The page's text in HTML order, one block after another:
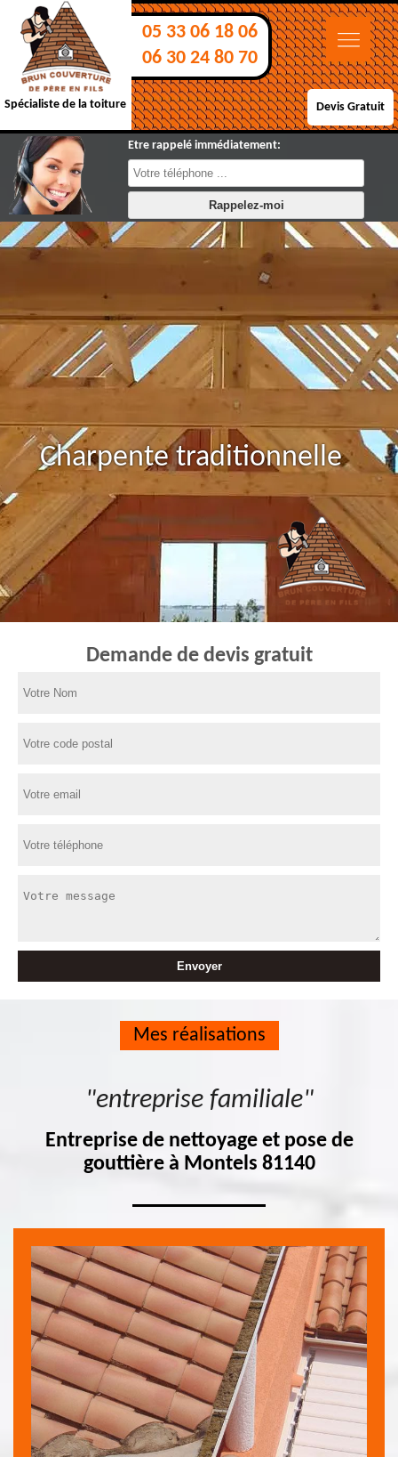
Spécialiste de la toiture
05 33 06 18 06
06 30 24 80 70
Devis Gratuit
Etre rappelé immédiatement:
Charpente traditionnelle
Demande de devis gratuit
Mes réalisations
"entreprise familiale"
Entreprise de nettoyage et pose de
gouttière à Montels 81140